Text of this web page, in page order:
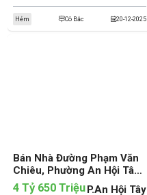
20-12-2025
Hẻm Cô Bắc
Bán Nhà Đường Phạm Văn
Chiêu, Phường An Hội Tây,
Quận Gò Vấp (cũ)
4 Tỷ 650 TriệuP.An Hội Tây